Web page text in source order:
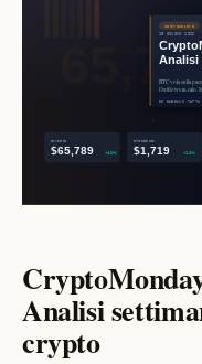
Analisi
crypto